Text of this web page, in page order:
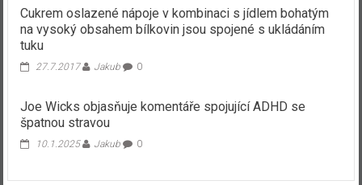
Cukrem oslazené nápoje v kombinaci s jídlem bohatým
na vysoký obsahem bílkovin jsou spojené s ukládáním
tuku
27.7.2017 Jakub 0
Joe Wicks objasňuje komentáře spojující ADHD se
špatnou stravou
10.1.2025 Jakub 0